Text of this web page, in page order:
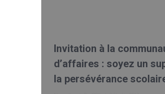
Invitation à la
d’affaires : soyez un
la persévérance